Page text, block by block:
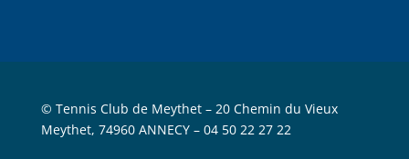
© Tennis Club de Meythet – 20 Chemin du Vieux
Meythet, 74960 ANNECY– 04 50 22 27 22